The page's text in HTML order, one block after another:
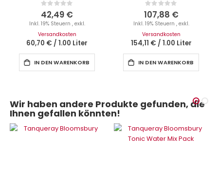
Rating:
0%
42,49 €
Inkl. 19% Steuern , exkl.
Versandkosten
60,70 € / 1.00 Liter
IN DEN WARENKORB
Rating:
0%
107,88 €
Inkl. 19% Steuern , exkl.
Versandkosten
154,11 € / 1.00 Liter
IN DEN WARENKORB
Wir haben andere Produkte gefunden, die
Ihnen gefallen könnten!